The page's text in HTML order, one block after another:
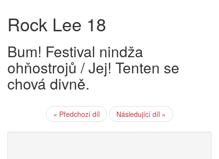
Rock Lee 18
Bum! Festival nindža
ohňostrojů / Jej! Tenten se
chová divně.
« Předchozí díl Následující díl »